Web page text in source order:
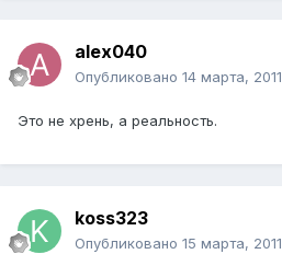
alex040
Опубликовано 14 марта, 2011
Это не хрень, а реальность.
koss323
Опубликовано 15 марта, 2011